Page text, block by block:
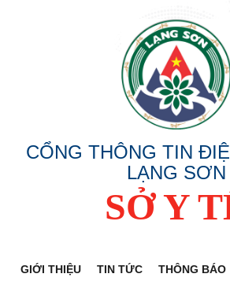
CỔNG THÔNG TIN
LẠNG SƠN
SỞ Y
GIỚI THIỆU TIN TỨC THÔNG BÁO